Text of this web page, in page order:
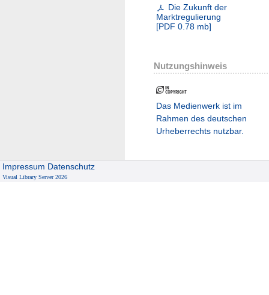
Die Zukunft der
Marktregulierung
[PDF 0.78 mb]
Nutzungshinweis
Das Medienwerk ist im
Rahmen des deutschen
Urheberrechts nutzbar.
Impressum Datenschutz
Visual Library Server 2026